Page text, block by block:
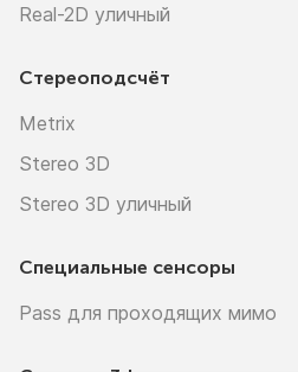
Real-2D уличный
Стереоподсчёт
Metrix
Stereo 3D
Stereo 3D уличный
Специальные сенсоры
Pass для проходящих мимо